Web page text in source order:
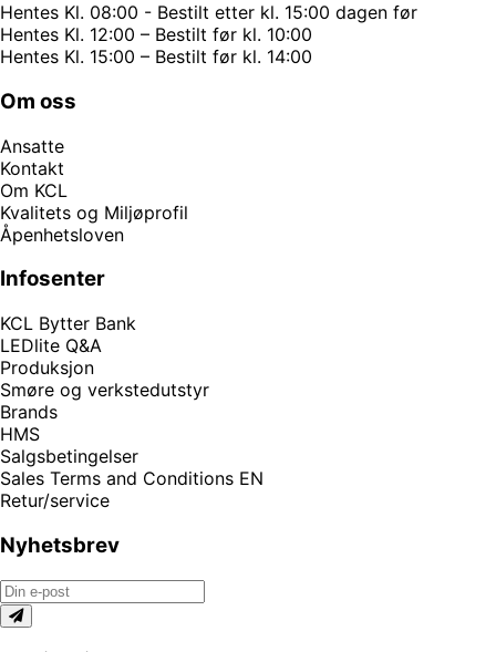
Hentes Kl. 08:00 - Bestilt etter kl. 15:00 dagen før
Hentes Kl. 12:00 – Bestilt før kl. 10:00
Hentes Kl. 15:00 – Bestilt før kl. 14:00
Om oss
Ansatte
Kontakt
Om KCL
Kvalitets og Miljøprofil
Åpenhetsloven
Infosenter
KCL Bytter Bank
LEDlite Q&A
Produksjon
Smøre og verkstedutstyr
Brands
HMS
Salgsbetingelser
Sales Terms and Conditions EN
Retur/service
Nyhetsbrev